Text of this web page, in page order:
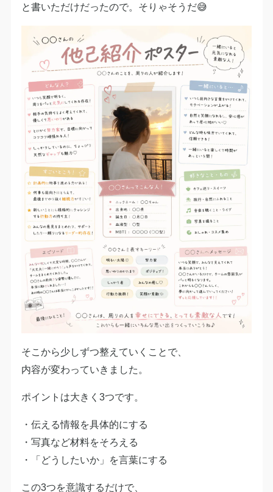
と書いただけだったので。そりゃそうだ😅
そこから少しずつ整えていくことで、
内容が変わっていきました。
ポイントは大きく3つです。
・伝える情報を具体的にする
・写真など材料をそろえる
・「どうしたいか」を言葉にする
この3つを意識するだけで、